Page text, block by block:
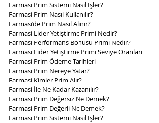
Farmasi Prim Sistemi Nasıl İşler?
Farmasi Prim Nasıl Kullanılır?
Farmasi’de Prim Nasıl Alınır?
Farmasi Lider Yetiştirme Primi Nedir?
Farmasi Performans Bonusu Primi Nedir?
Farmasi Lider Yetiştirme Primi Seviye Oranları
Farmasi Prim Ödeme Tarihleri
Farmasi Prim Nereye Yatar?
Farmasi Kimler Prim Alır?
Farmasi İle Ne Kadar Kazanılır?
Farmasi Prim Değersiz Ne Demek?
Farmasi Prim Değerli Ne Demek?
Farmasi Prim Sistemi Nasıl İşler?